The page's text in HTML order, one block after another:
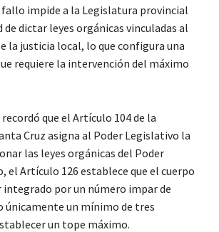
fallo impide a la Legislatura provincial
dictar leyes orgánicas vinculadas al
la justicia local, lo que configura una
requiere la intervención del máximo
que el Artículo 104 de la
Cruz asigna al Poder Legislativo la
las leyes orgánicas del Poder
el Artículo 126 establece que el cuerpo
integrado por un número impar de
únicamente un mínimo de tres
un tope máximo.